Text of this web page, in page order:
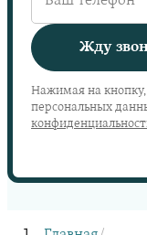
Жду
Нажимая на кнопку,
персональных